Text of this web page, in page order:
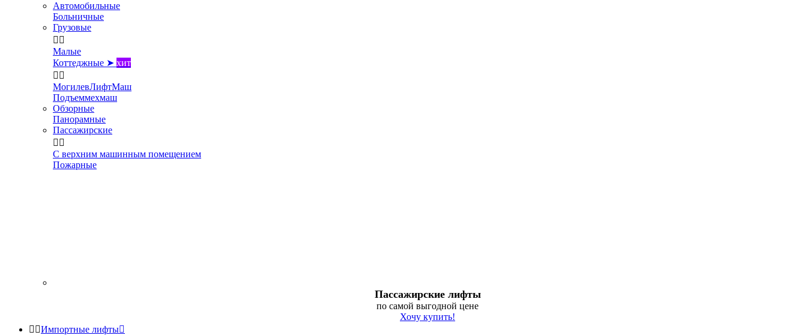
Автомобильные
Больничные
Грузовые
 
Малые
Коттеджные ➤ хит
 
МогилевЛифтМаш
Подъеммехмаш
Обзорные
Панорамные
Пассажирские
 
С верхним машинным помещением
Пожарные
Пассажирские лифты
по самой выгодной цене
Хочу купить!
 Импортные лифты